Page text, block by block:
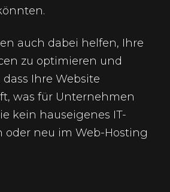
auch dabei helfen, Ihre
zu optimieren und
Ihre Website
was für Unternehmen
kein hauseigenes IT-
oder neu im Web-Hosting